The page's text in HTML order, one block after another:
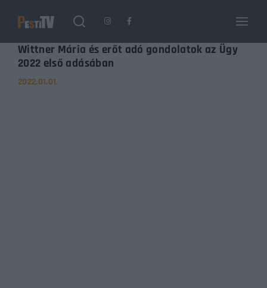
Wittner Mária és erőt adó gondolatok az Ügy
2022 első adásában
2022.01.01.
Login Register
Username or Email Address